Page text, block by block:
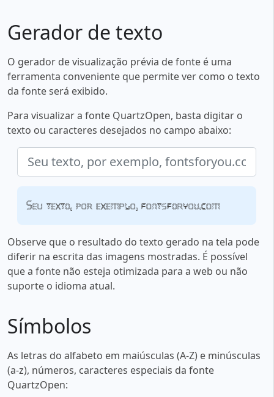
Gerador de texto
O gerador de visualização prévia de fonte é uma
ferramenta conveniente que permite ver como o texto
da fonte será exibido.
Para visualizar a fonte QuartzOpen, basta digitar o
texto ou caracteres desejados no campo abaixo:
Seu texto, por exemplo, fontsforyou.com
Observe que o resultado do texto gerado na tela pode
diferir na escrita das imagens mostradas. É possível
que a fonte não esteja otimizada para a web ou não
suporte o idioma atual.
Símbolos
As letras do alfabeto em maiúsculas (A-Z) e minúsculas
(a-z), números, caracteres especiais da fonte
QuartzOpen: